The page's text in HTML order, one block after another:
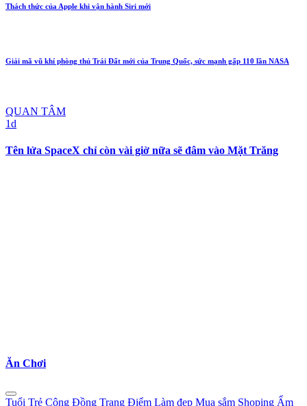
Thách thức của Apple khi vận hành Siri mới
Giải mã vũ khí phòng thủ Trái Đất mới của Trung Quốc, sức mạnh gấp 110 lần NASA
QUAN TÂM
1d
Tên lửa SpaceX chỉ còn vài giờ nữa sẽ đâm vào Mặt Trăng
Ăn Chơi
Tuổi Trẻ Cộng Đồng Trang Điểm Làm đẹp Mua sắm Shoping Ẩm